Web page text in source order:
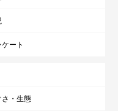
ート
さ・生態